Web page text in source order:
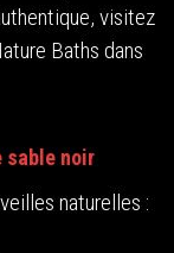
visitez
Baths dans
sable noir
naturelles :